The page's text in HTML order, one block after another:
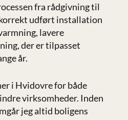
fra rådgivning til
udført installation
lavere
der er tilpasset
år.
i Hvidovre for både
virksomheder. Inden
jeg altid boligens